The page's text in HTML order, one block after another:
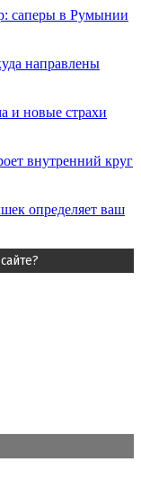
саперы в Румынии
направлены
и новые страхи
внутренний круг
определяет ваш